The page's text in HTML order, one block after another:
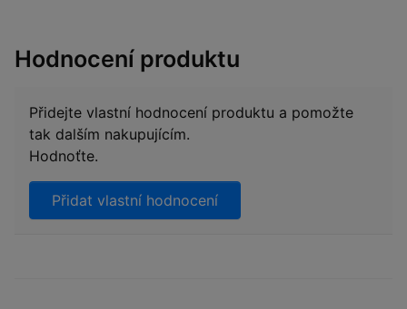
Hodnocení produktu
Přidejte vlastní hodnocení produktu a pomožte
tak dalším nakupujícím.
Hodnoťte.
Přidat vlastní hodnocení